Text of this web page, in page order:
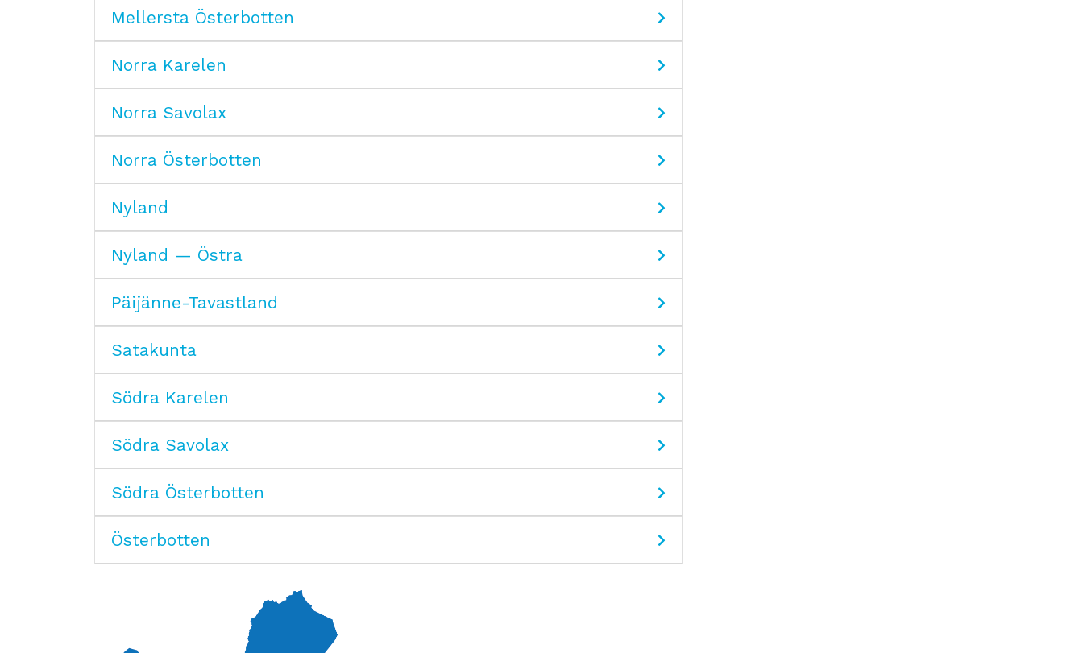
Mellersta Österbotten
Norra Karelen
Norra Savolax
Norra Österbotten
Nyland
Nyland — Östra
Päijänne-Tavastland
Satakunta
Södra Karelen
Södra Savolax
Södra Österbotten
Österbotten